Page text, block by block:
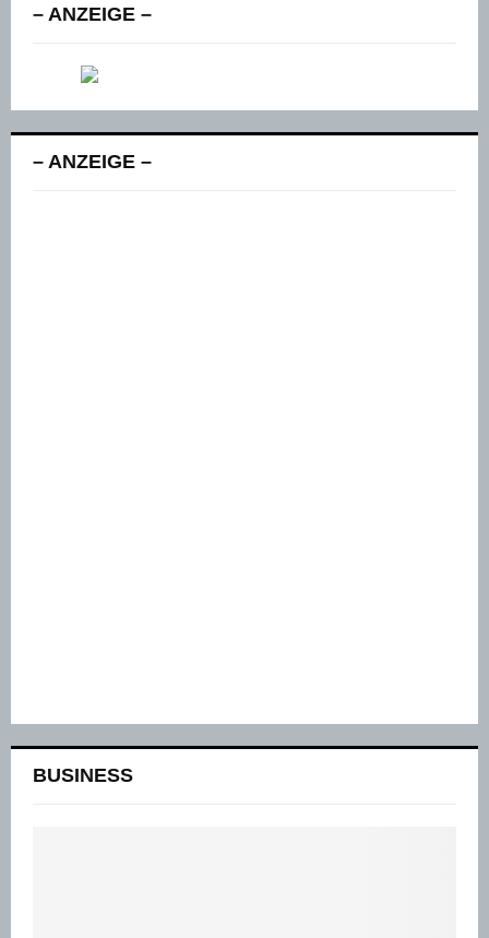
– ANZEIGE –
– ANZEIGE –
BUSINESS